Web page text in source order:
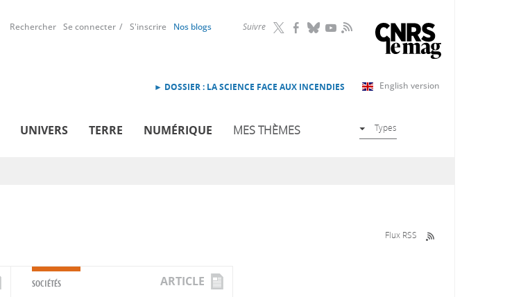
Suivre RSS
Rechercher Se connecter S'inscrire Nos blogs
English version
► DOSSIER : LA SCIENCE FACE AUX INCENDIES
UNIVERS TERRE NUMÉRIQUE MES THÈMES Types
Flux RSS
SOCIÉTÉS ARTICLE